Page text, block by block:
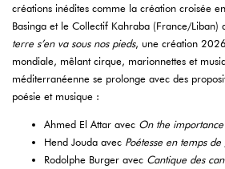
créations inédites comme la création croisée
Basinga et le Collectif Kahraba (France/Liban)
terre s’en va sous nos pieds, une création
mondiale, mêlant cirque, marionnettes et
méditerranéenne se prolonge avec des
poésie et musique :
Ahmed El Attar avec On the
Hend Jouda avec Poétesse en temps
Rodolphe Burger avec Cantique des